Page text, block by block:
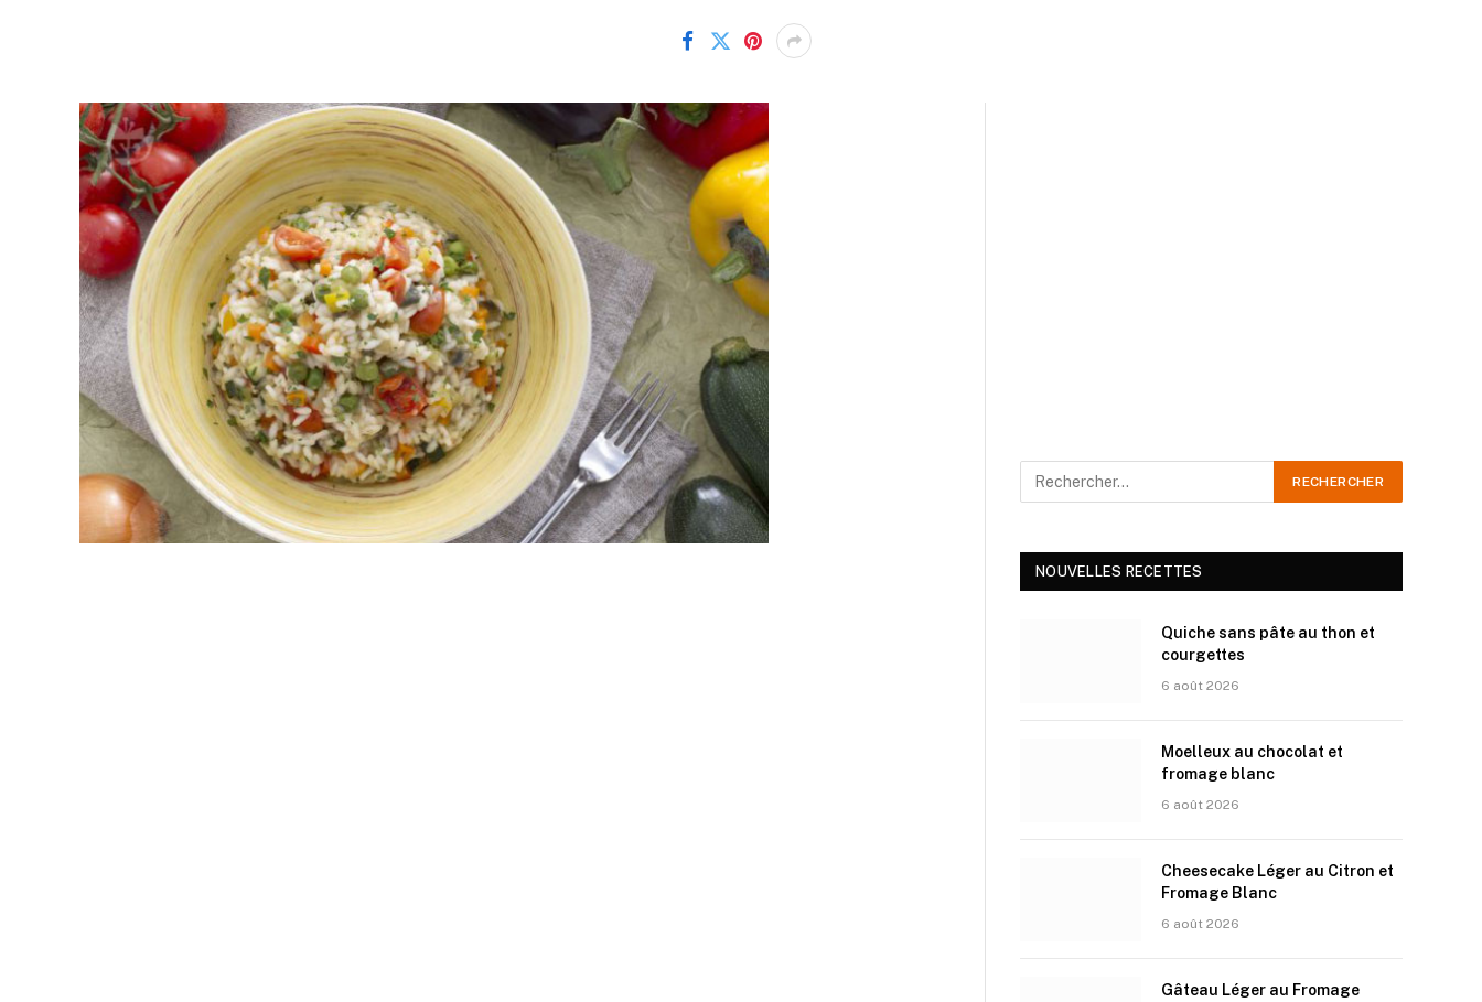
NOUVELLES RECETTES
Quiche sans pâte au thon et
courgettes
6 août 2026
Moelleux au chocolat et
fromage blanc
6 août 2026
Cheesecake Léger au Citron et
Fromage Blanc
6 août 2026
Gâteau Léger au Fromage